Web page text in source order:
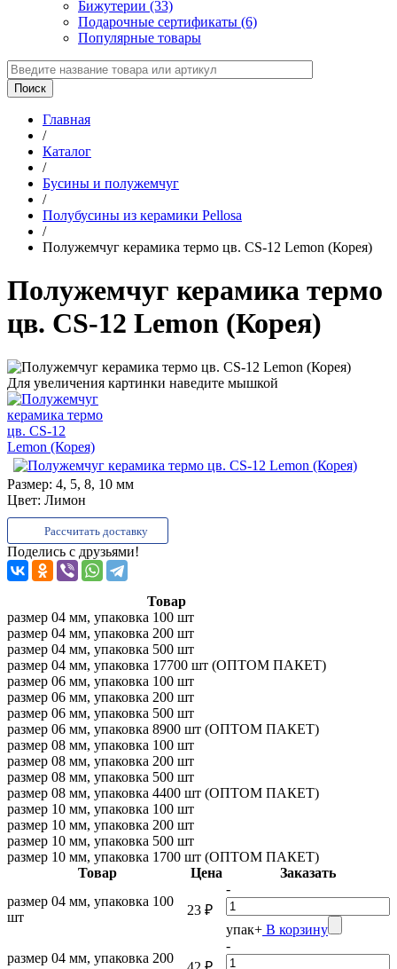
Бижутерии (33)
Подарочные сертификаты (6)
Популярные товары
Главная
/
Каталог
/
Бусины и полужемчуг
/
Полубусины из керамики Pellosa
/
Полужемчуг керамика термо цв. CS-12 Lemon (Корея)
Полужемчуг керамика термо
цв. CS-12 Lemon (Корея)
Для увеличения картинки наведите мышкой
Размер: 4, 5, 8, 10 мм
Цвет: Лимон
Рассчитать доставку
Поделись с друзьями!
Товар
размер 04 мм, упаковка 100 шт
размер 04 мм, упаковка 200 шт
размер 04 мм, упаковка 500 шт
размер 04 мм, упаковка 17700 шт (ОПТОМ ПАКЕТ)
размер 06 мм, упаковка 100 шт
размер 06 мм, упаковка 200 шт
размер 06 мм, упаковка 500 шт
размер 06 мм, упаковка 8900 шт (ОПТОМ ПАКЕТ)
размер 08 мм, упаковка 100 шт
размер 08 мм, упаковка 200 шт
размер 08 мм, упаковка 500 шт
размер 08 мм, упаковка 4400 шт (ОПТОМ ПАКЕТ)
размер 10 мм, упаковка 100 шт
размер 10 мм, упаковка 200 шт
размер 10 мм, упаковка 500 шт
размер 10 мм, упаковка 1700 шт (ОПТОМ ПАКЕТ)
Товар
Цена
Заказать
размер 04 мм, упаковка 100
шт
23 ₽
-
упак+ В корзину
размер 04 мм, упаковка 200
-